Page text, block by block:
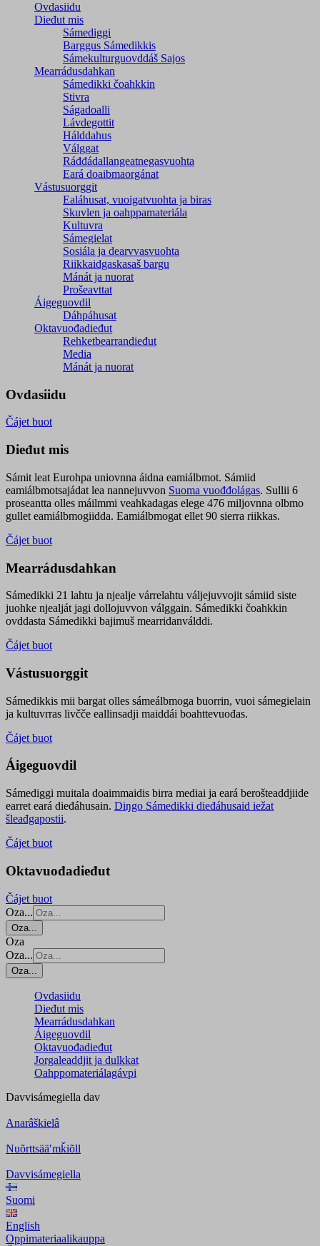
Ovdasiidu
Dieđut mis
Sámediggi
Barggus Sámedikkis
Sámekulturguovddáš Sajos
Mearrádusdahkan
Sámedikki čoahkkin
Stivra
Ságadoalli
Lávdegottit
Hálddahus
Válggat
Ráđđádallangeatnegas­vuohta
Eará doaibmaorgánat
Vástusuorggit
Ealáhusat, vuoigatvuohta ja biras
Skuvlen ja oahppamateriála
Kultuvra
Sámegielat
Sosiála ja dearvvasvuohta
Riikkaidgaskasaš bargu
Mánát ja nuorat
Prošeavttat
Áigeguovdil
Dáhpáhusat
Oktavuođadieđut
Rehketbearrandieđut
Media
Mánát ja nuorat
Ovdasiidu
Čájet buot
Dieđut mis
Sámit leat Eurohpa uniovnna áidna eamiálbmot. Sámiid
eamiálbmotsajádat lea nannejuvvon Suoma vuođđolágas. Sullii 6
proseantta olles máilmmi veahkadagas elege 476 miljovnna olbmo
gullet eamiálbmogiidda. Eamiálbmogat ellet 90 sierra riikkas.
Čájet buot
Mearrádusdahkan
Sámedikki 21 lahtu ja njealje várrelahtu váljejuvvojit sámiid siste
juohke njealját jagi dollojuvvon válggain. Sámedikki čoahkkin
ovddasta Sámedikki bajimuš mearridanválddi.
Čájet buot
Vástusuorggit
Sámedikkis mii bargat olles sámeálbmoga buorrin, vuoi sámegielain
ja kultuvrras livčče eallinsadji maiddái boahttevuođas.
Čájet buot
Áigeguovdil
Sámediggi muitala doaimmaidis birra mediai ja eará berošteaddjiide
earret eará dieđáhusain. Diŋgo Sámedikki dieđáhusaid iežat
šleađgapostii.
Čájet buot
Oktavuođadieđut
Čájet buot
Oza...
Oza...
Oza
Oza...
Oza...
Ovdasiidu
Dieđut mis
Mearrádusdahkan
Áigeguovdil
Oktavuođadieđut
Jorgaleaddjit ja dulkkat
Oahppomateriálagávpi
Davvisámegiella dav
Anarâškielâ
Nuõrttsääʹmǩiõll
Davvisámegiella
Suomi
English
Oppimateriaalikauppa